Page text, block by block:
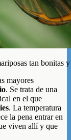
tan bonitas
mayores
. Se trata de una
en el que
. La temperatura
la pena entrar en
viven allí y que